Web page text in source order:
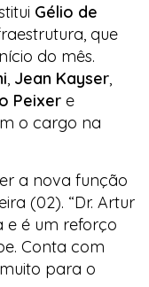
Gélio de
que
do mês.
, Jean Kayser,
Peixer e
o cargo na
a nova função
(02). “Dr. Artur
e é um reforço
Conta com
para o